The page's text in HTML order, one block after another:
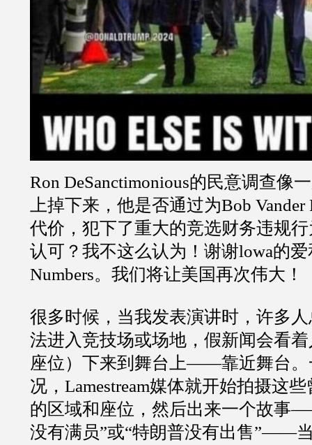
Ron DeSanctimonious的民意调查像
上掉下来，他是否通过为Bob Vander
代价，犯下了重大的竞选财务违规
认可？我不这么认为！谢谢lowa的
Numbers。我们将让美国再次伟大！
很多时候，当我发表演讲时，许多
法进入竞技场或场地，假新闻会看
座位）下来到舞台上——靠近舞台。
况，Lamestream媒体就开始拍摄这
的区域和座位，然后出来一个故事
没有满员”或“特朗普没有出售”——